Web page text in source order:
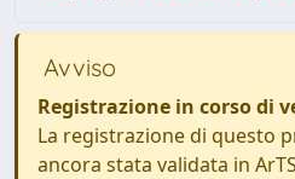
Avviso
Registrazione in corso di
La registrazione di questo
ancora stata validata in